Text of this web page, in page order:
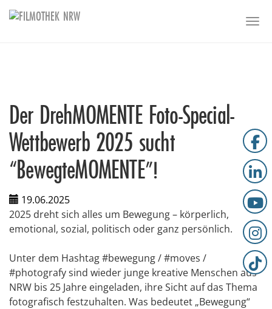
Skip to main content
Der DrehMOMENTE Foto-Special-
Wettbewerb 2025 sucht
“BewegteMOMENTE”!
19.06.2025
2025 dreht sich alles um Bewegung – körperlich,
emotional, sozial, politisch oder ganz persönlich.
Unter dem Hashtag #bewegung / #moves /
#photografy sind wieder junge kreative Menschen aus
NRW bis 25 Jahre eingeladen, ihre Sicht auf das Thema
fotografisch festzuhalten. Was bedeutet „Bewegung“